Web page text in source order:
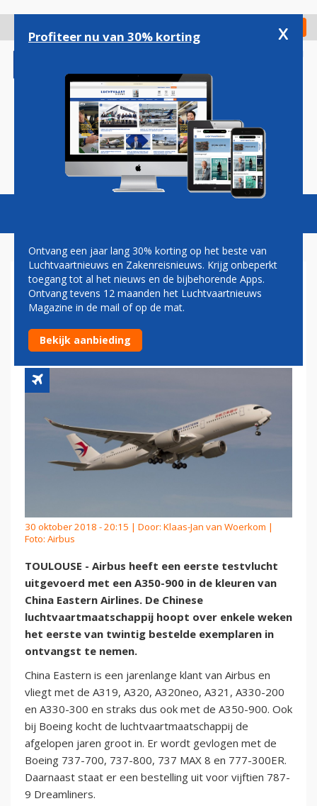
gaan
Check in
Magazine Podcasts Vacatures
EERSTE AIRBUS A350 VOOR
CHINA EASTERN KIEST HET
LUCHTRUIM
30 oktober 2018 - 20:15 | Door: Klaas-Jan van Woerkom |
Foto: Airbus
TOULOUSE - Airbus heeft een eerste testvlucht
uitgevoerd met een A350-900 in de kleuren van
China Eastern Airlines. De Chinese
luchtvaartmaatschappij hoopt over enkele weken
het eerste van twintig bestelde exemplaren in
ontvangst te nemen.
China Eastern is een jarenlange klant van Airbus en
vliegt met de A319, A320, A320neo, A321, A330-200
en A330-300 en straks dus ook met de A350-900. Ook
bij Boeing kocht de luchtvaartmaatschappij de
afgelopen jaren groot in. Er wordt gevlogen met de
Boeing 737-700, 737-800, 737 MAX 8 en 777-300ER.
Daarnaast staat er een bestelling uit voor vijftien 787-
9 Dreamliners.
Profiteer nu van 30% korting x
Ontvang een jaar lang 30% korting op het beste van
Luchtvaartnieuws en Zakenreisnieuws. Krijg onbeperkt
toegang tot al het nieuws en de bijbehorende Apps.
Ontvang tevens 12 maanden het Luchtvaartnieuws
Magazine in de mail of op de mat.
Bekijk aanbieding